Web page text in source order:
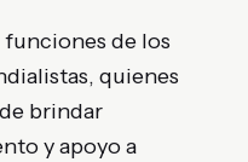
de los
quienes
brindar
y apoyo a